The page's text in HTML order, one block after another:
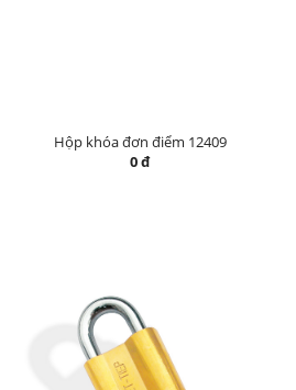
Hộp khóa đơn điểm 12409
0 đ